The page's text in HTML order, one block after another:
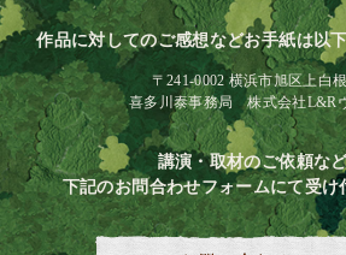
作品に対してのご感想などお手紙は以
〒241-0002 横浜市旭区上白
喜多川泰事務局 株式会社L&R
講演・取材のご依頼な
下記のお問合わせフォームにて受け